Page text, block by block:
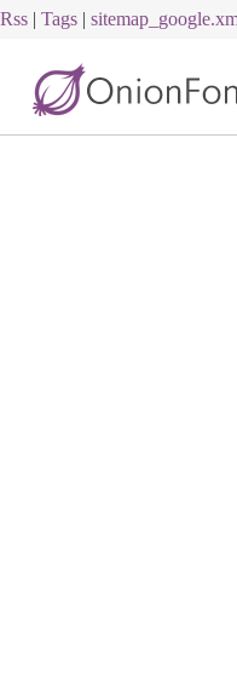
Rss | Tags |